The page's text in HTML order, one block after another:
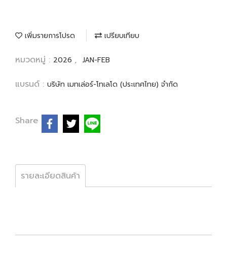
เพิ่มรายการโปรด เปรียบเทียบ
หมวดหมู่ : 2026 , JAN-FEB
แบรนด์ : บริษัท เมทเล่อร์-โทเลโด (ประเทศไทย) จำกัด
Share
รายละเอียดสินค้า